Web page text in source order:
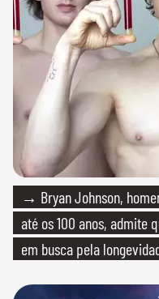
→ Bryan Johnson,
até os 100 anos, admite
em busca pela